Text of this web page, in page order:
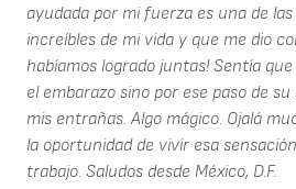
ayudada por mi fuerza es una de
increíbles de mi vida y que me dio
habíamos logrado juntas! Sentía
el embarazo sino por ese paso de
mis entrañas. Algo mágico. Ojalá
la oportunidad de vivir esa
trabajo. Saludos desde México, D.F.